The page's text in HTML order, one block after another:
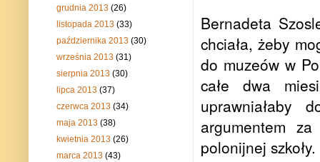
Bernadeta
chciała, żeby
do muzeów w
całe dwa
uprawniałaby
argumentem
polonijnej szkoły.
grudnia 2013(26)
listopada 2013(33)
października 2013(30)
września 2013(31)
sierpnia 2013(30)
lipca 2013(37)
czerwca 2013(34)
maja 2013(38)
kwietnia 2013(26)
marca 2013(43)